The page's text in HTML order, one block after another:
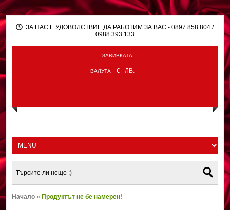
ЗА НАС Е УДОВОЛСТВИЕ ДА РАБОТИМ ЗА ВАС - 0897 858 804 /
0988 393 133
ЗАВИВКАТА
ВАЛУТА € ЛВ.
Начало » Продуктът не бе намерен!